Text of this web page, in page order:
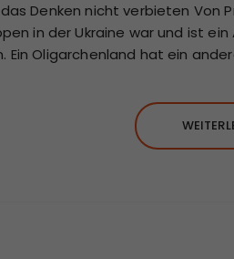
Denken nicht verbieten Von
in der Ukraine war und ist
Ein Oligarchenland hat ein